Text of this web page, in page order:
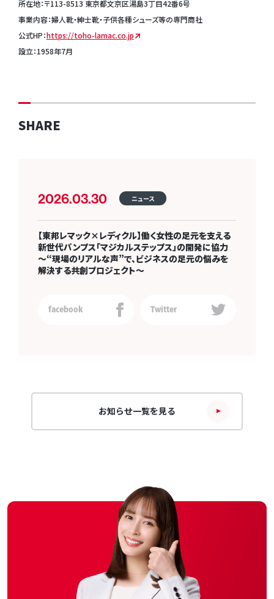
所在地：〒113-8513 東京都文京区湯島3丁目42番6号
事業内容：婦人靴・紳士靴・子供各種シューズ等の専門商社
公式HP：https://toho-lamac.co.jp
設立：1958年7月
SHARE
2026.03.30 ニュース
【東邦レマック×レディクル】働く女性の足元を支える
新世代パンプス「マジカルステップス」の開発に協力
〜“現場のリアルな声”で、ビジネスの足元の悩みを
解決する共創プロジェクト〜
facebook Twitter
お知らせ一覧を見る